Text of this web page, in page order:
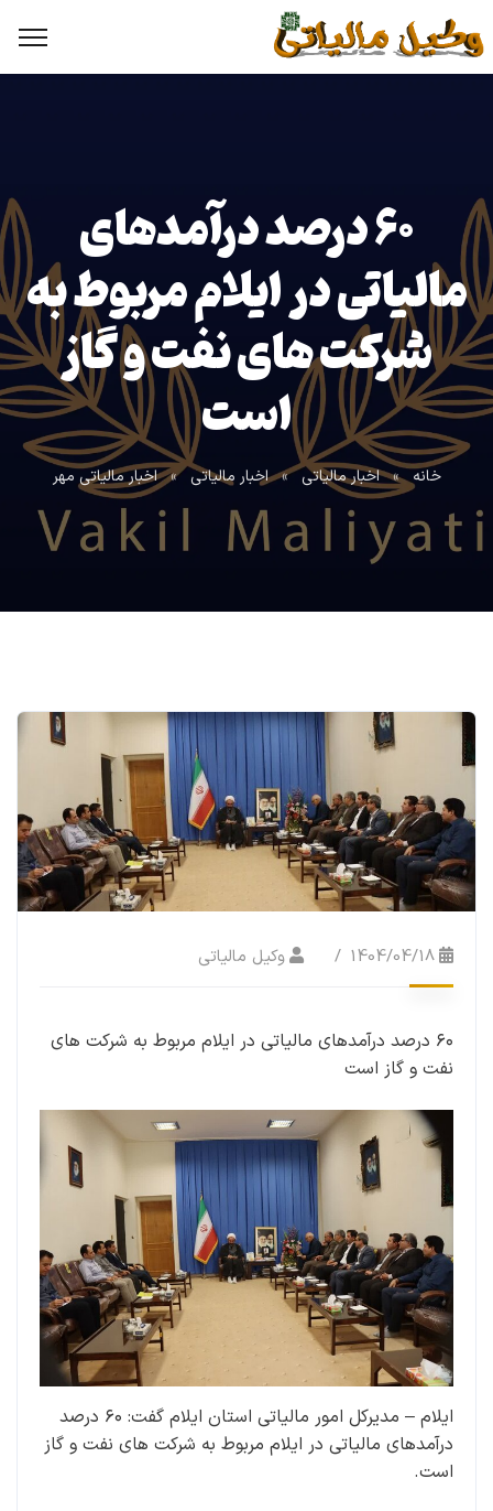
۶۰ درصد درآمدهای
مالیاتی در ایلام مربوط به
شرکت های نفت و گاز
است
خانه » اخبار مالیاتی » اخبار مالیاتی » اخبار مالیاتی مهر
1404/04/18 وکیل مالیاتی
۶۰ درصد درآمدهای مالیاتی در ایلام مربوط به شرکت های
نفت و گاز است
ایلام – مدیرکل امور مالیاتی استان ایلام گفت: ۶۰ درصد
درآمدهای مالیاتی در ایلام مربوط به شرکت های نفت و گاز
است.